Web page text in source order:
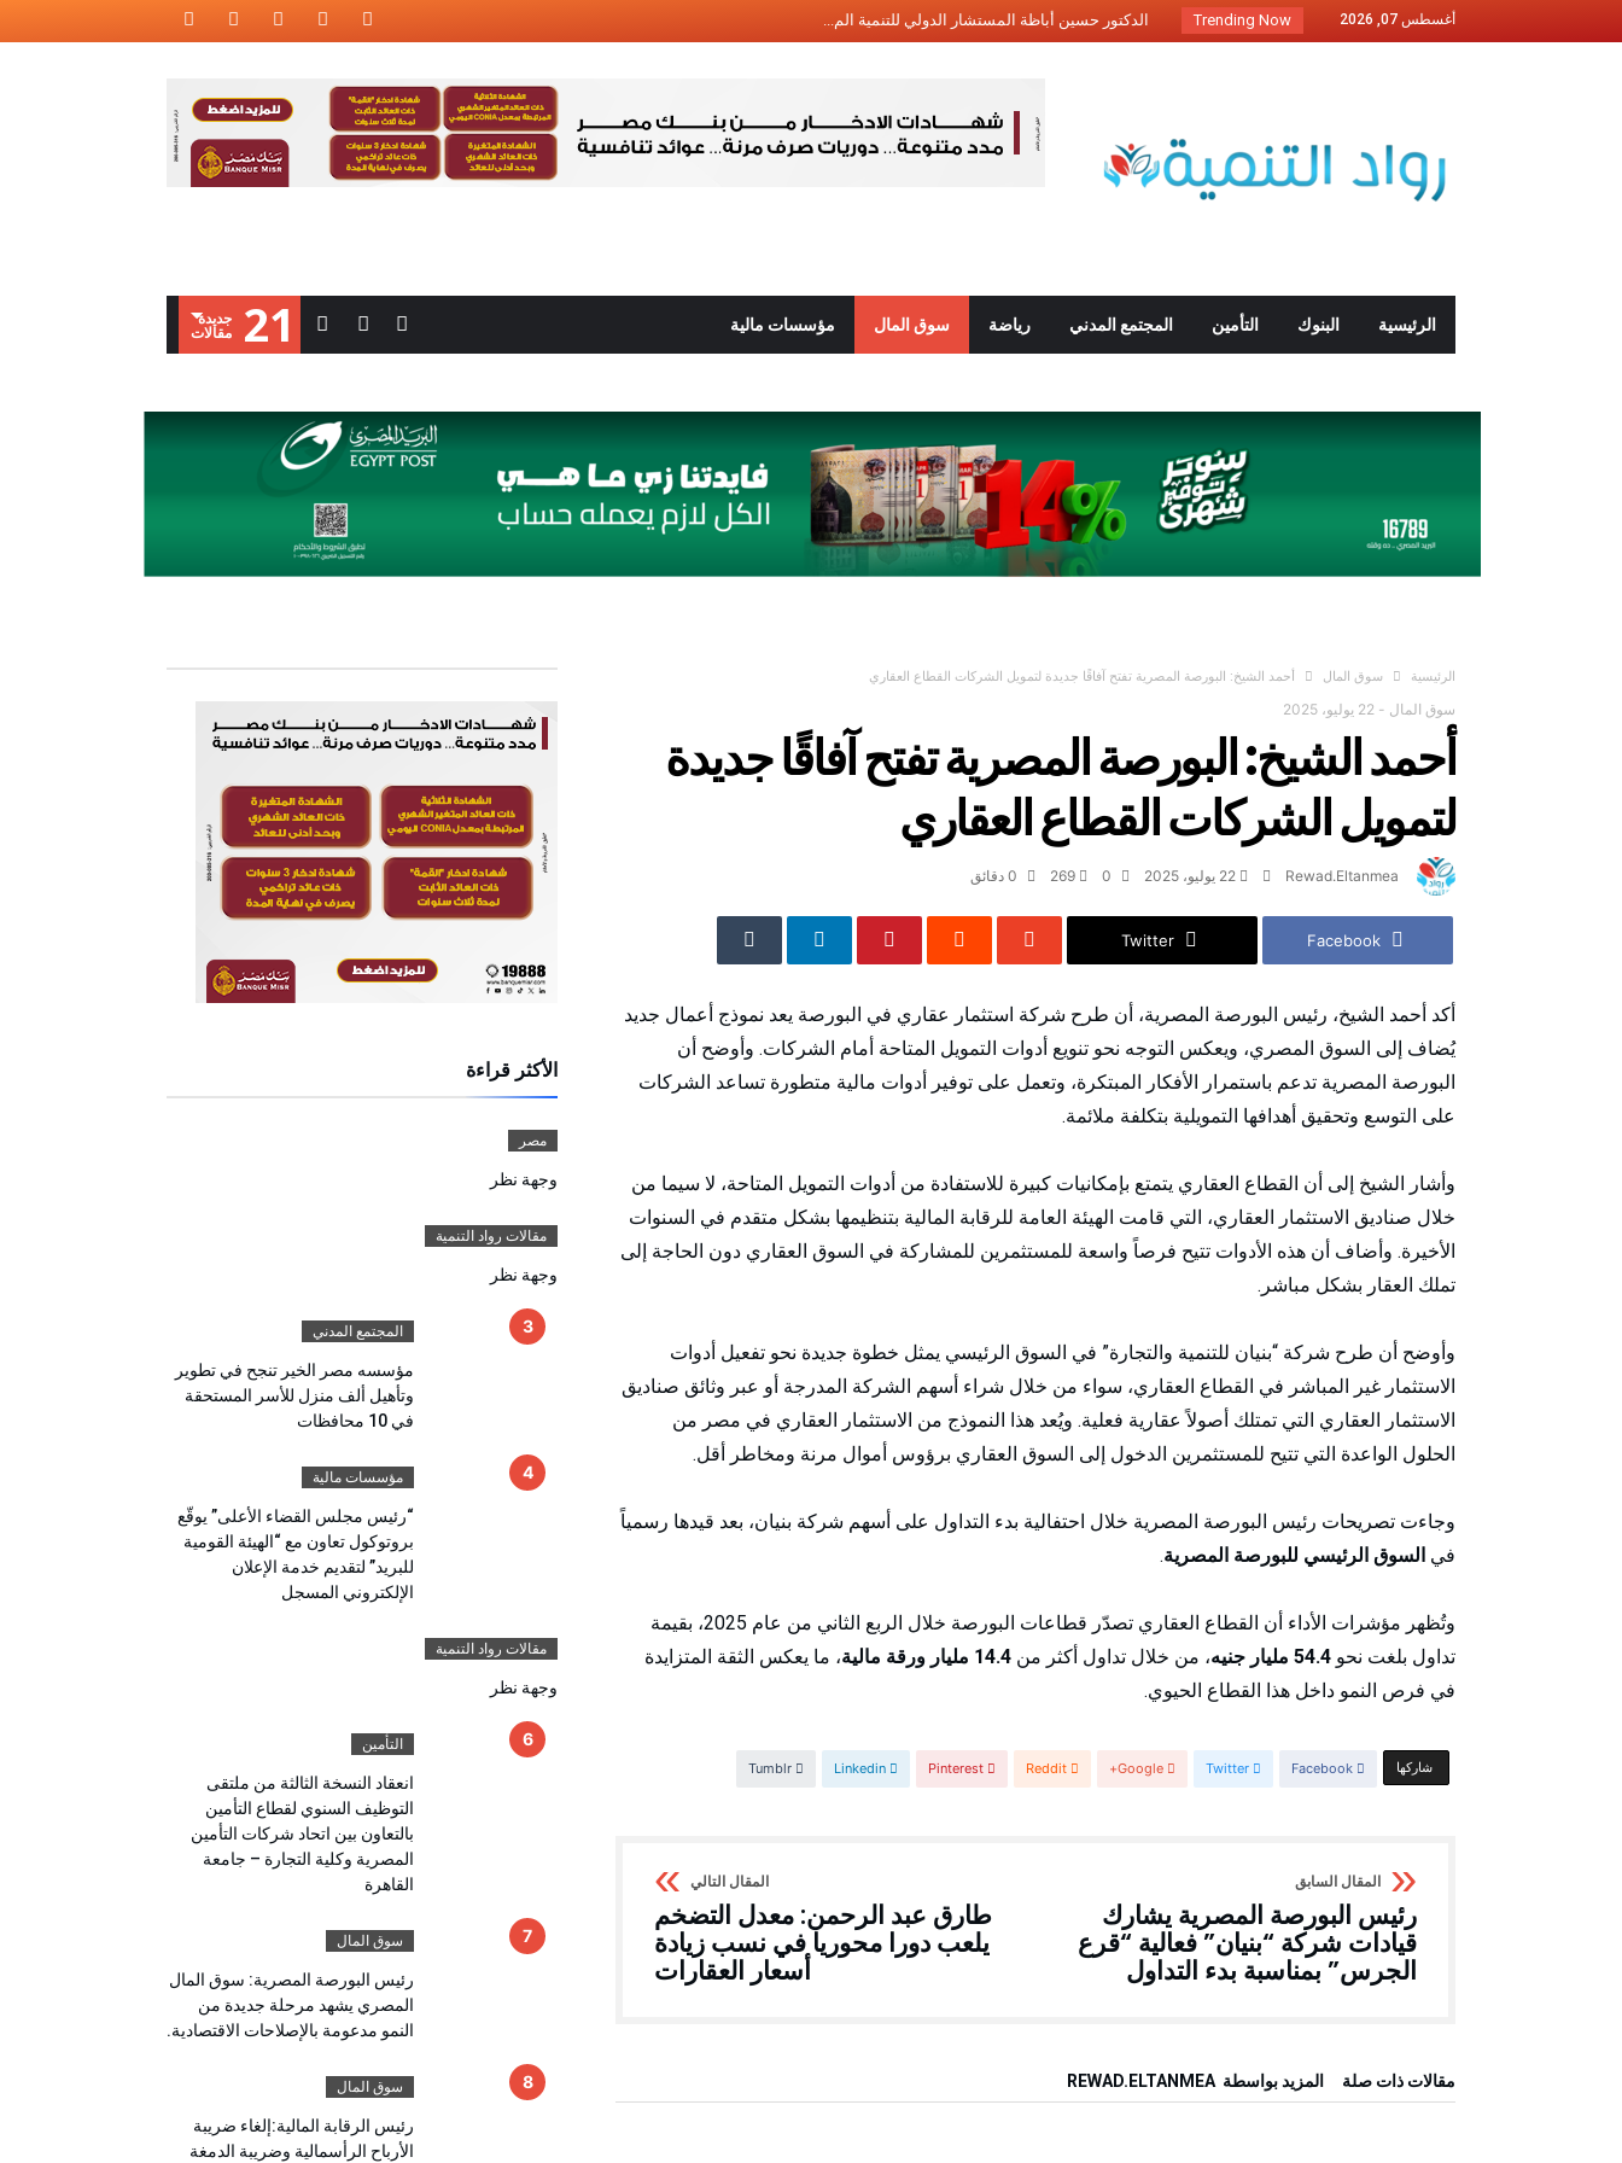
أغسطس 07, 2026 Trending Now اتحاد شركات التأمين: التأمين ضد أخطار الحريق م...
رئيس وكالة الفضاء المصرية: تكنولوجيا الفضاء له...
البريد المصري: “المدارس القومية للبريد&#...
بنك مصر يعلن عن بدء التقديم فى برنامج “رواد” ل... الرئيسية البنوك التأمين المجتمع المدني رياضة سوق المال مؤسسات مالية 21 ‫جديدة‬
‫مقالات‬
‫الرئيسية‬ سوق المال أحمد الشيخ: البورصة المصرية تفتح آفاقًا جديدة لتمويل الشركات القطاع العقاري
سوق المال - 22 يوليو، 2025
أحمد الشيخ: البورصة المصرية تفتح آفاقًا جديدة
لتمويل الشركات القطاع العقاري
Rewad.Eltanmea 22 يوليو، 2025 269 0 ‫دقائق‬
Facebook
Twitter
أكد أحمد الشيخ، رئيس البورصة المصرية، أن طرح شركة استثمار عقاري في البورصة يعد نموذج أعمال جديد
يُضاف إلى السوق المصري، ويعكس التوجه نحو تنويع أدوات التمويل المتاحة أمام الشركات. وأوضح أن
البورصة المصرية تدعم باستمرار الأفكار المبتكرة، وتعمل على توفير أدوات مالية متطورة تساعد الشركات
على التوسع وتحقيق أهدافها التمويلية بتكلفة ملائمة.
وأشار الشيخ إلى أن القطاع العقاري يتمتع بإمكانيات كبيرة للاستفادة من أدوات التمويل المتاحة، لا سيما من
خلال صناديق الاستثمار العقاري، التي قامت الهيئة العامة للرقابة المالية بتنظيمها بشكل متقدم في السنوات
الأخيرة. وأضاف أن هذه الأدوات تتيح فرصاً واسعة للمستثمرين للمشاركة في السوق العقاري دون الحاجة إلى
تملك العقار بشكل مباشر.
وأوضح أن طرح شركة “بنيان للتنمية والتجارة” في السوق الرئيسي يمثل خطوة جديدة نحو تفعيل أدوات
الاستثمار غير المباشر في القطاع العقاري، سواء من خلال شراء أسهم الشركة المدرجة أو عبر وثائق صناديق
الاستثمار العقاري التي تمتلك أصولاً عقارية فعلية. ويُعد هذا النموذج من الاستثمار العقاري في مصر من
الحلول الواعدة التي تتيح للمستثمرين الدخول إلى السوق العقاري برؤوس أموال مرنة ومخاطر أقل.
وجاءت تصريحات رئيس البورصة المصرية خلال احتفالية بدء التداول على أسهم شركة بنيان، بعد قيدها رسمياً
في السوق الرئيسي للبورصة المصرية.
وتُظهر مؤشرات الأداء أن القطاع العقاري تصدّر قطاعات البورصة خلال الربع الثاني من عام 2025، بقيمة
تداول بلغت نحو 54.4 مليار جنيه ، من خلال تداول أكثر من 14.4 مليار ورقة مالية
، ما يعكس الثقة المتزايدة
في فرص النمو داخل هذا القطاع الحيوي.
‫‫ شاركها‬ Facebook
Twitter
Google+
Reddit
Pinterest
Linkedin
Tumblr
رئيس البورصة المصرية يشارك
قيادات شركة “بنيان” فعالية “قرع
الجرس” بمناسبة بدء التداول
طارق عبد الرحمن: معدل التضخم
يلعب دورا محوريا في نسب زيادة
أسعار العقارات
‫مقالات ذات صلة‬ ‫‫المزيد بواسطة‬ ‬ REWAD.ELTANMEA
الأكثر قراءة
مصر
وجهة نظر
مقالات رواد التنمية
وجهة نظر
المجتمع المدني
مؤسسه مصر الخير تنجح في تطوير
وتأهيل ألف منزل للأسر المستحقة
في 10 محافظات
مؤسسات مالية
“رئيس مجلس القضاء الأعلى” يوقّع
بروتوكول تعاون مع “الهيئة القومية
للبريد” لتقديم خدمة الإعلان
الإلكتروني المسجل
مقالات رواد التنمية
وجهة نظر
التأمين
انعقاد النسخة الثالثة من ملتقى
التوظيف السنوي لقطاع التأمين
بالتعاون بين اتحاد شركات التأمين
المصرية وكلية التجارة – جامعة
القاهرة
سوق المال
رئيس البورصة المصرية: سوق المال
المصري يشهد مرحلة جديدة من
النمو مدعومة بالإصلاحات الاقتصادية.
سوق المال
رئيس الرقابة المالية:إلغاء ضريبة
الأرباح الرأسمالية وضريبة الدمغة